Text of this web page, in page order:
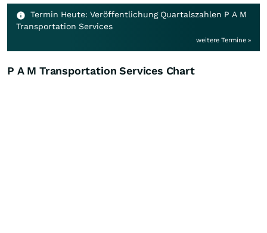
Termin Heute: Veröffentlichung Quartalszahlen P A M
Transportation Services
weitere Termine »
P A M Transportation Services Chart